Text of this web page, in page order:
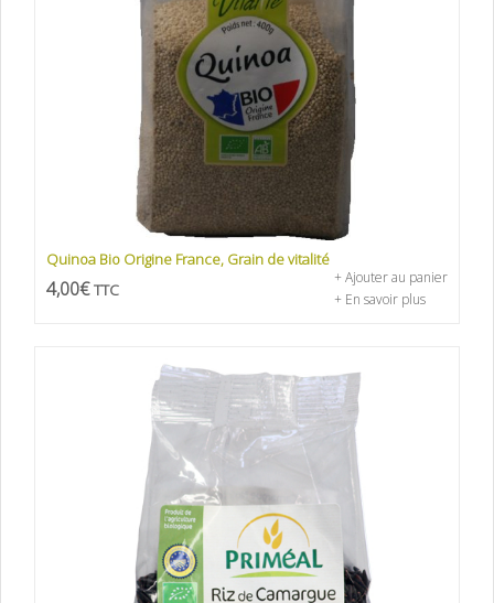
Quinoa Bio Origine France, Grain de vitalité
4,00€ TTC
+ Ajouter au panier
+ En savoir plus